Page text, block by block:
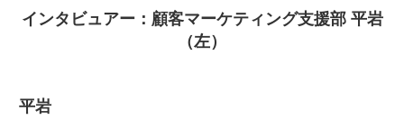
インタビュアー：顧客マーケティング支援部 平岩
（左）
平岩